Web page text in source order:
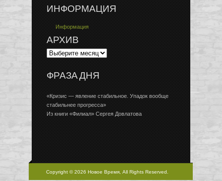
ИНФОРМАЦИЯ
Информация
АРХИВ
ФРАЗА ДНЯ
«Кризис — явление стабильное. Упадок вообще
стабильнее прогресса»
Из книги «Филиал» Сергея Довлатова
Copyright © 2026 Новое Время, All Rights Reserved.